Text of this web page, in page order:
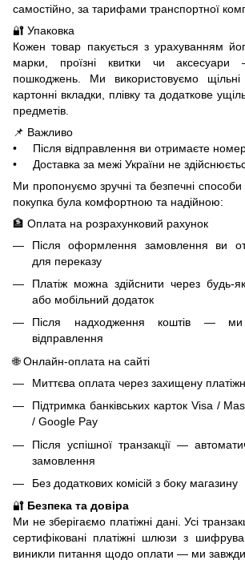
самостійно, за тарифами транспортної
🔐 Упаковка
Кожен товар пакується з урахуванням
марки, проїзні квитки чи
пошкоджень. Ми використовуємо щільні
картонні вкладки, плівку та додаткове
предметів.
📌 Важливо
• Після відправлення ви отримаєте
• Доставка за межі України не
Ми пропонуємо зручні та безпечні
покупка була комфортною та надійною:
🏦 Оплата на розрахунковий рахунок
Після оформлення замовлення ви
для переказу
Платіж можна здійснити через будь-
або мобільний додаток
Після надходження коштів — ми
відправлення
🌐 Онлайн-оплата на сайті
Миттєва оплата через захищену
Підтримка банківських карток Visa /
/ Google Pay
Після успішної транзакції —
замовлення
Без додаткових комісій з боку магазину
🔐 Безпека та довіра
Ми не зберігаємо платіжні дані. Усі
сертифіковані платіжні шлюзи з
виникли питання щодо оплати — ми завжди